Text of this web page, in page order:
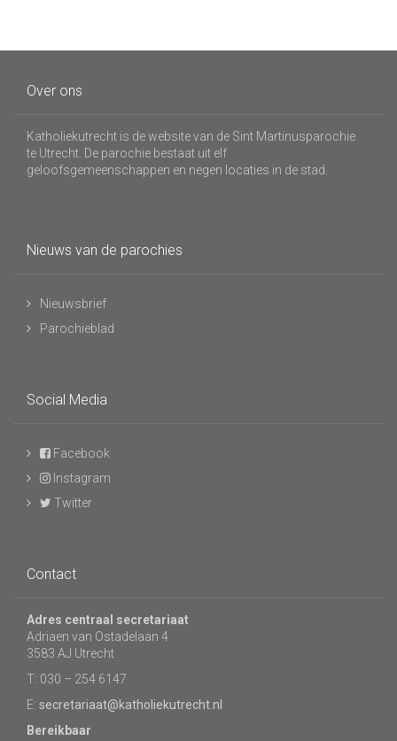
Over ons
Katholiekutrecht is de website van de Sint Martinusparochie
te Utrecht. De parochie bestaat uit elf
geloofsgemeenschappen en negen locaties in de stad.
Nieuws van de parochies
Nieuwsbrief
Parochieblad
Social Media
Facebook
Instagram
Twitter
Contact
Adres centraal secretariaat
Adriaen van Ostadelaan 4
3583 AJ Utrecht
T: 030 – 254 6147
E: secretariaat@katholiekutrecht.nl
Bereikbaar